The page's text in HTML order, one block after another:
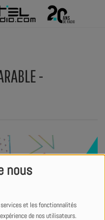
nous
et les fonctionnalités
de nos utilisateurs.
-